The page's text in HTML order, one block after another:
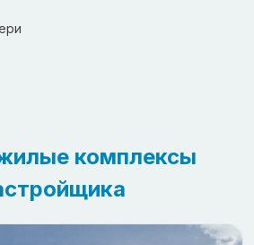
комплексы